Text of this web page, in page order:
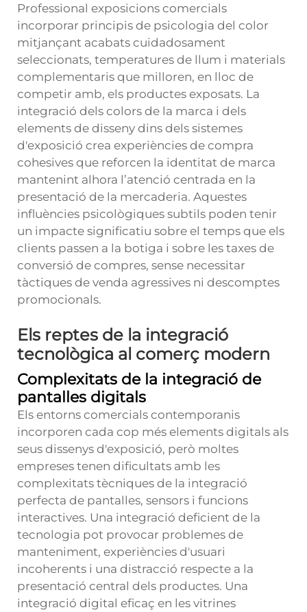
Professional exposicions comercials
incorporar principis de psicologia del color
mitjançant acabats cuidadosament
seleccionats, temperatures de llum i materials
complementaris que milloren, en lloc de
competir amb, els productes exposats. La
integració dels colors de la marca i dels
elements de disseny dins dels sistemes
d'exposició crea experiències de compra
cohesives que reforcen la identitat de marca
mantenint alhora l’atenció centrada en la
presentació de la mercaderia. Aquestes
influències psicològiques subtils poden tenir
un impacte significatiu sobre el temps que els
clients passen a la botiga i sobre les taxes de
conversió de compres, sense necessitar
tàctiques de venda agressives ni descomptes
promocionals.
Els reptes de la integració
tecnològica al comerç modern
Complexitats de la integració de
pantalles digitals
Els entorns comercials contemporanis
incorporen cada cop més elements digitals als
seus dissenys d'exposició, però moltes
empreses tenen dificultats amb les
complexitats tècniques de la integració
perfecta de pantalles, sensors i funcions
interactives. Una integració deficient de la
tecnologia pot provocar problemes de
manteniment, experiències d'usuari
incoherents i una distracció respecte a la
presentació central dels productes. Una
integració digital eficaç en les vitrines